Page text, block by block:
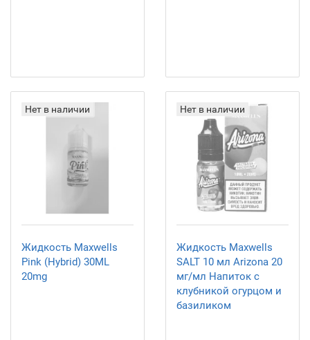
Нет в наличии
Жидкость Maxwells
Pink (Hybrid) 30ML
20mg
Нет в наличии
Жидкость Maxwells
SALT 10 мл Arizona 20
мг/мл Напиток с
клубникой огурцом и
базиликом